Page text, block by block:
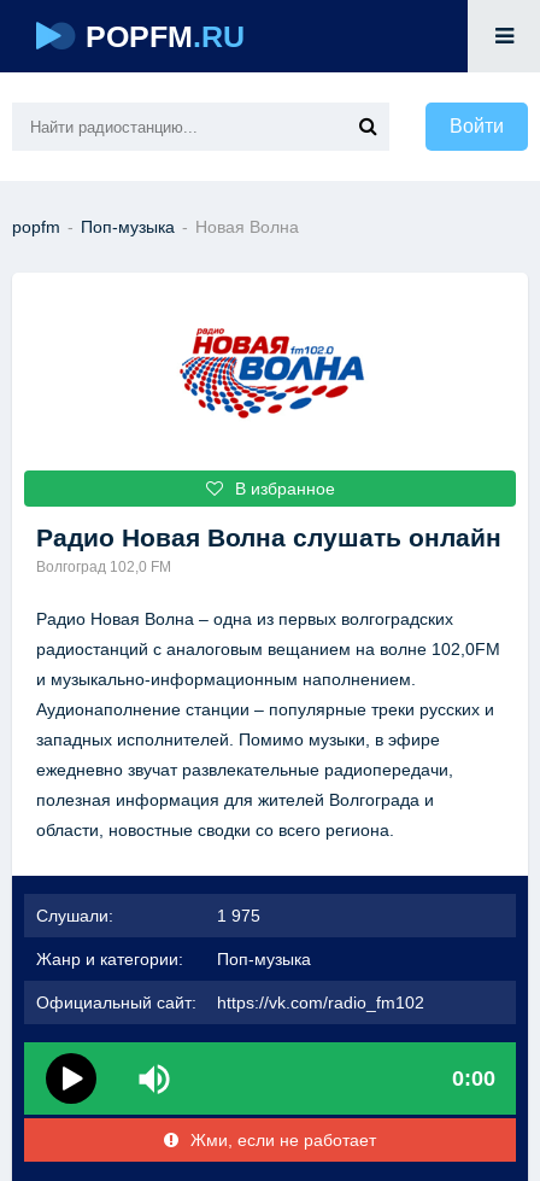
POPFM.RU
Войти
popfm - Поп-музыка - Новая Волна
В избранное
Радио Новая Волна слушать онлайн
Волгоград 102,0 FM
Радио Новая Волна – одна из первых волгоградских
радиостанций с аналоговым вещанием на волне 102,0FM
и музыкально-информационным наполнением.
Аудионаполнение станции – популярные треки русских и
западных исполнителей. Помимо музыки, в эфире
ежедневно звучат развлекательные радиопередачи,
полезная информация для жителей Волгограда и
области, новостные сводки со всего региона.
Слушали: 1 975
Жанр и категории: Поп-музыка
Официальный сайт: https://vk.com/radio_fm102
0:00
Жми, если не работает